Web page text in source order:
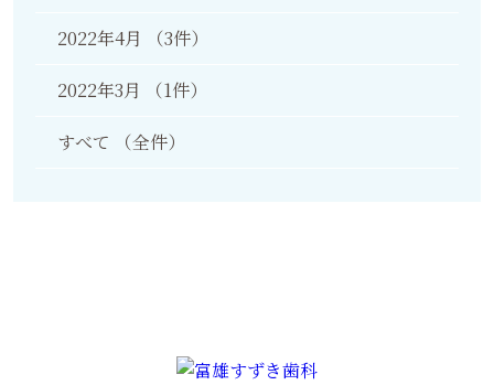
2022年4月 （3件）
2022年3月 （1件）
すべて （全件）